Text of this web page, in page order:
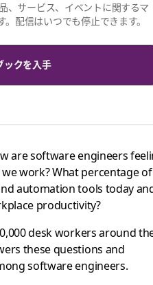
、サービス、イベントに関するマ
配信はいつでも停止できます。
ックを入手
are software engineers
work? What percentage of
automation tools today
productivity?
desk workers around
these questions and
software engineers.